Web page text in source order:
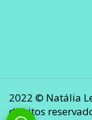
2022 © Natália
direitos